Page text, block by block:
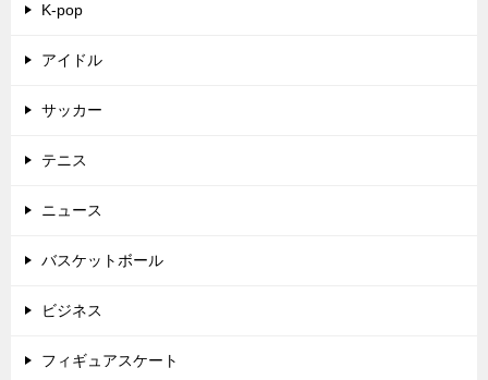
K-pop
アイドル
サッカー
テニス
ニュース
バスケットボール
ビジネス
フィギュアスケート